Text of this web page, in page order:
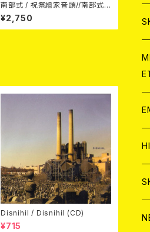
南部式 / 祝祭組家音頭//南部式ド
ンパン節 7EP
¥2,750
Disnihil / Disnihil (CD)
¥715